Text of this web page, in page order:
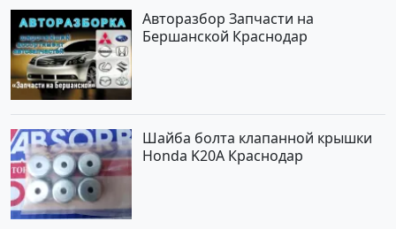
Авторазбор Запчасти на
Бершанской Краснодар
Шайба болта клапанной крышки
Honda K20A Краснодар